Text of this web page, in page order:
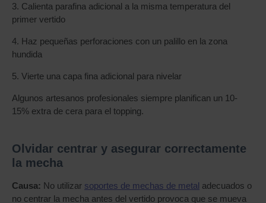
3. Calienta parafina adicional a la misma temperatura del
primer vertido
4. Haz pequeñas perforaciones con un palillo en la zona
hundida
5. Vierte una capa fina adicional para nivelar
Algunos artesanos profesionales siempre planifican un 10-
15% extra de cera para el topping.
Olvidar centrar y asegurar correctamente
la mecha
Causa: No utilizar soportes de mechas de metal adecuados o
no centrar la mecha antes del vertido provoca que se mueva